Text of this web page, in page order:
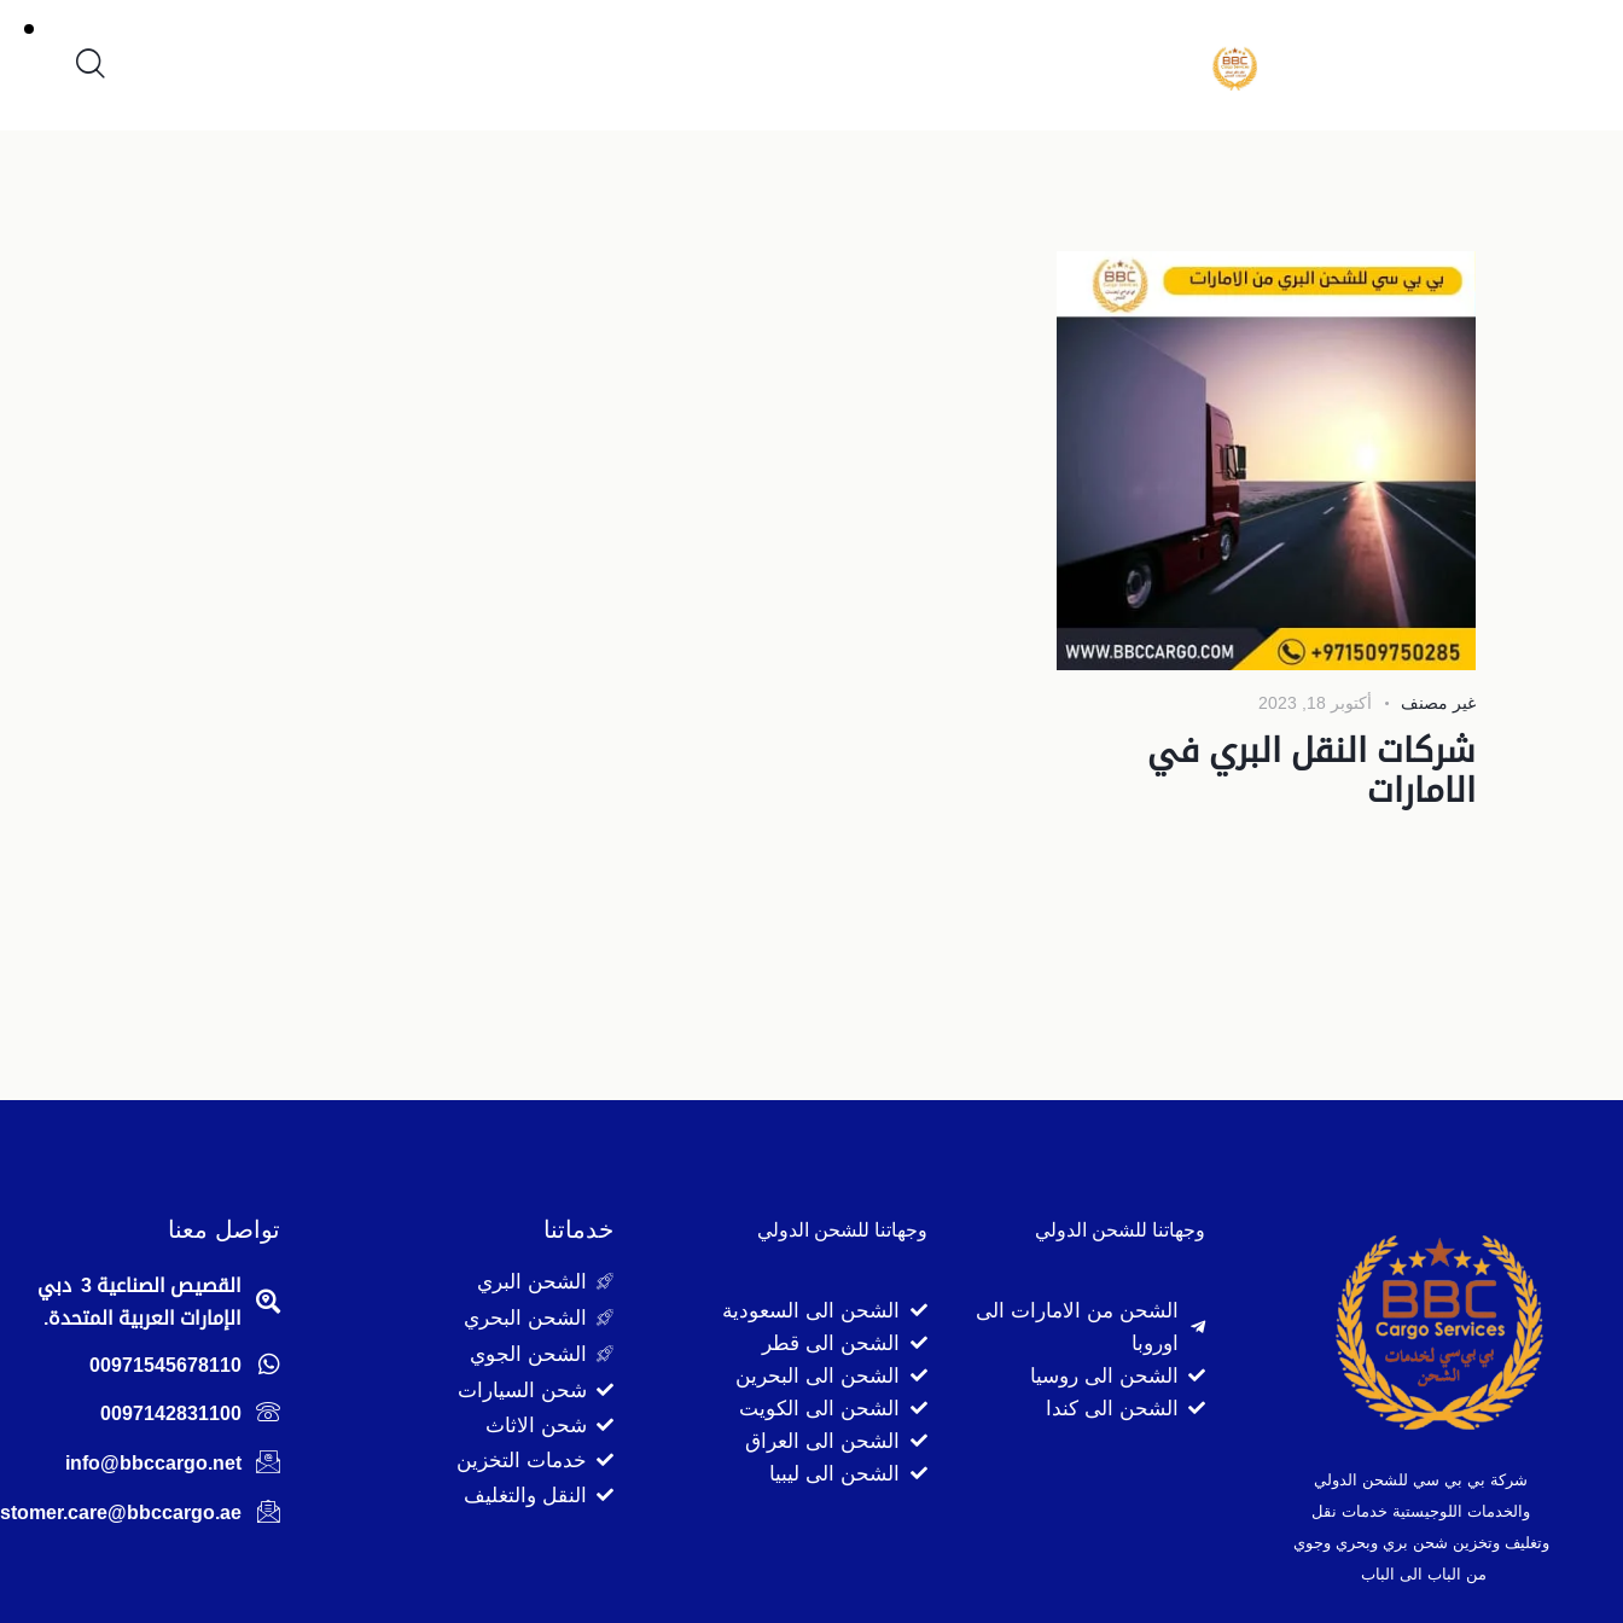
غير مصنف أكتوبر 18, 2023
شركات النقل البري في
الامارات
شركة بي بي سي للشحن الدولي
والخدمات اللوجيستية خدمات نقل
وتغليف وتخزين شحن بري وبحري وجوي
من الباب الى الباب
وجهاتنا للشحن الدولي
الشحن من الامارات الى
اوروبا
الشحن الى روسيا
الشحن الى كندا
وجهاتنا للشحن الدولي
الشحن الى السعودية
الشحن الى قطر
الشحن الى البحرين
الشحن الى الكويت
الشحن الى العراق
الشحن الى ليبيا
خدماتنا
الشحن البري
الشحن البحري
الشحن الجوي
شحن السيارات
شحن الاثاث
خدمات التخزين
النقل والتغليف
تواصل معنا
القصيص الصناعية 3 دبي
الإمارات العربية المتحدة.
00971545678110
0097142831100
info@bbccargo.net